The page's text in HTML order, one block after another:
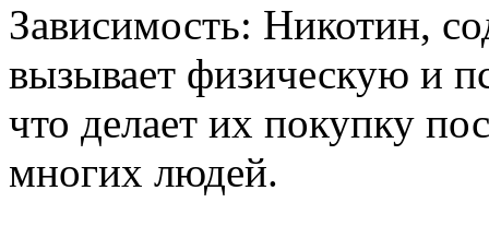
Зависимость: Никотин,
вызывает физическую и
что делает их покупку
многих людей.